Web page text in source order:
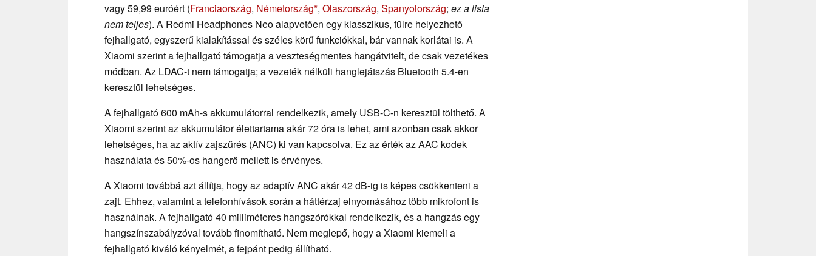
vagy 59,99 euróért (Franciaország, Németország , Olaszország, Spanyolország; ez a lista
nem teljes). A Redmi Headphones Neo alapvetően egy klasszikus, fülre helyezhető
fejhallgató, egyszerű kialakítással és széles körű funkciókkal, bár vannak korlátai is. A
Xiaomi szerint a fejhallgató támogatja a veszteségmentes hangátvitelt, de csak vezetékes
módban. Az LDAC-t nem támogatja; a vezeték nélküli hanglejátszás Bluetooth 5.4-en
keresztül lehetséges.
A fejhallgató 600 mAh-s akkumulátorral rendelkezik, amely USB-C-n keresztül tölthető. A
Xiaomi szerint az akkumulátor élettartama akár 72 óra is lehet, ami azonban csak akkor
lehetséges, ha az aktív zajszűrés (ANC) ki van kapcsolva. Ez az érték az AAC kodek
használata és 50%-os hangerő mellett is érvényes.
A Xiaomi továbbá azt állítja, hogy az adaptív ANC akár 42 dB-ig is képes csökkenteni a
zajt. Ehhez, valamint a telefonhívások során a háttérzaj elnyomásához több mikrofont is
használnak. A fejhallgató 40 milliméteres hangszórókkal rendelkezik, és a hangzás egy
hangszínszabályzóval tovább finomítható. Nem meglepő, hogy a Xiaomi kiemeli a
fejhallgató kiváló kényelmét, a fejpánt pedig állítható.